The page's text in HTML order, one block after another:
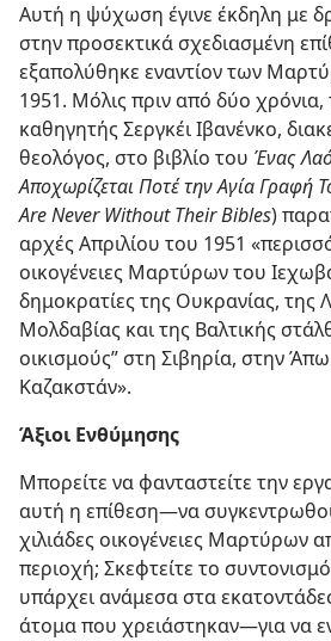
Αυτή η ψύχωση έγινε έκδηλη με
στην προσεκτικά σχεδιασμένη
εξαπολύθηκε εναντίον των
1951. Μόλις πριν από δύο χρόνια,
καθηγητής Σεργκέι Ιβανένκο,
θεολόγος, στο βιβλίο του Ένας
Αποχωρίζεται Ποτέ την Αγία Γραφή
Are Never Without Their Bibles)
αρχές Απριλίου του 1951
οικογένειες Μαρτύρων του
δημοκρατίες της Ουκρανίας, της
Μολδαβίας και της Βαλτικής
οικισμούς” στη Σιβηρία, στην
Καζακστάν».
Άξιοι Ενθύμησης
Μπορείτε να φανταστείτε την
αυτή η επίθεση​—να
χιλιάδες οικογένειες Μαρτύρων
περιοχή; Σκεφτείτε το
υπάρχει ανάμεσα στα
άτομα που χρειάστηκαν​—για να